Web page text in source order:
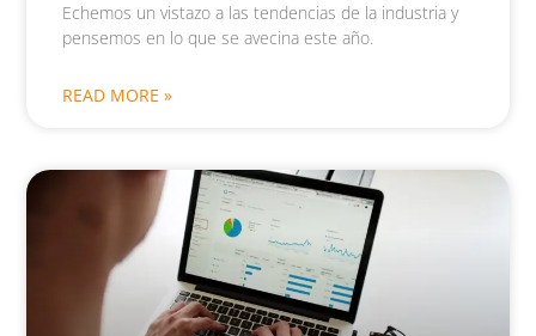
Echemos un vistazo a las tendencias de la industria y
pensemos en lo que se avecina este año.
READ MORE »